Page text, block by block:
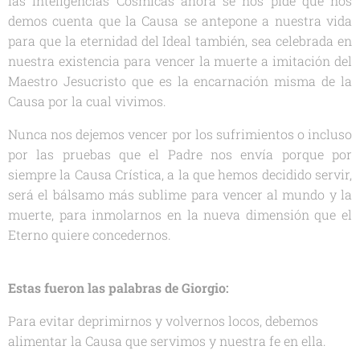
demos cuenta que la Causa se antepone a nuestra vida
para que la eternidad del Ideal también, sea celebrada en
nuestra existencia para vencer la muerte a imitación del
Maestro Jesucristo que es la encarnación misma de la
Causa por la cual vivimos.
Nunca nos dejemos vencer por los sufrimientos o incluso
por las pruebas que el Padre nos envía porque por
siempre la Causa Crística, a la que hemos decidido servir,
será el bálsamo más sublime para vencer al mundo y la
muerte, para inmolarnos en la nueva dimensión que el
Eterno quiere concedernos.
Estas fueron las palabras de Giorgio:
Para evitar deprimirnos y volvernos locos, debemos
alimentar la Causa que servimos y nuestra fe en ella.